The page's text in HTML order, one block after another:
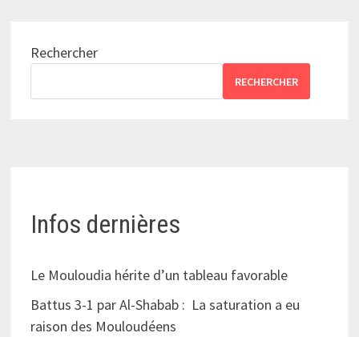
Rechercher
RECHERCHER
Infos dernières
Le Mouloudia hérite d’un tableau favorable
Battus 3-1 par Al-Shabab : La saturation a eu
raison des Mouloudéens